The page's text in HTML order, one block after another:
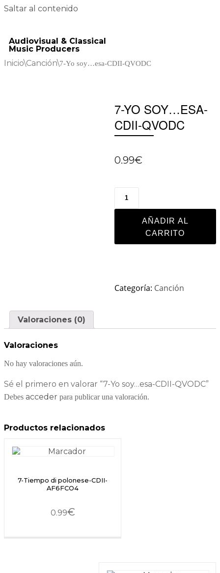
Saltar al contenido
Audiovisual & Classical
Music Producers
Inicio\Canción\7-Yo soy…esa-CDII-QVODC
7-YO SOY…ESA-
CDII-QVODC
0.99€
AÑADIR AL
CARRITO
Categoría: Canción
Valoraciones (0)
Valoraciones
No hay valoraciones aún.
Sé el primero en valorar “7-Yo soy…esa-CDII-QVODC”
Debes acceder para publicar una valoración.
Productos relacionados
7-Tiempo di polonese-CDII-
AF6FCO4
0.99€